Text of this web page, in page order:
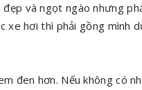
và ngọt ngào nhưng
xe hơi thì phải gồng mình
đen hơn. Nếu không có